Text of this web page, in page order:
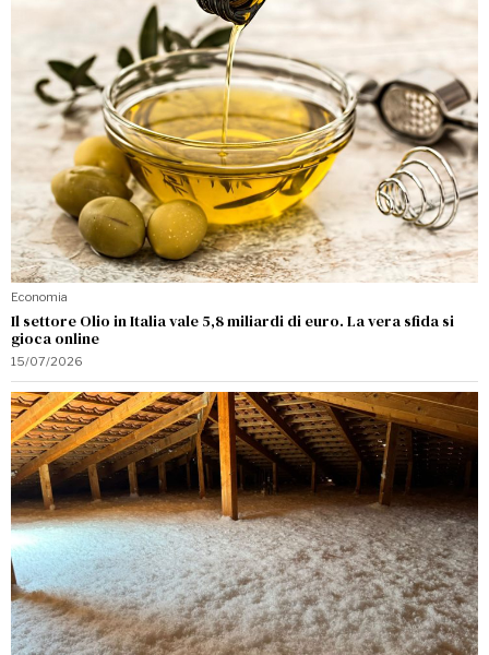
Economia
Il settore Olio in Italia vale 5,8 miliardi di euro. La vera sfida si
gioca online
15/07/2026